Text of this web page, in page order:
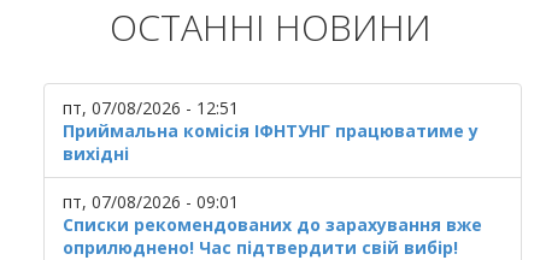
ОСТАННІ НОВИНИ
пт, 07/08/2026 - 12:51
Приймальна комісія ІФНТУНГ працюватиме у
вихідні
пт, 07/08/2026 - 09:01
Списки рекомендованих до зарахування вже
оприлюднено! Час підтвердити свій вибір!